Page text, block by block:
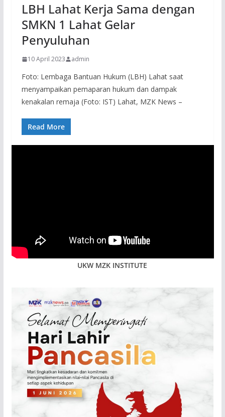
LBH Lahat Kerja Sama dengan
SMKN 1 Lahat Gelar
Penyuluhan
10 April 2023 admin
Foto: Lembaga Bantuan Hukum (LBH) Lahat saat
menyampaikan pemaparan hukum dan dampak
kenakalan remaja (Foto: IST) Lahat, MZK News –
Read More
UKW MZK INSTITUTE